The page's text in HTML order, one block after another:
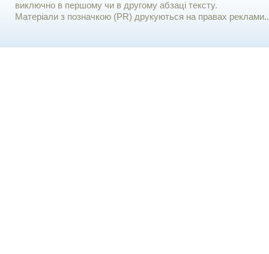
виключно в першому чи в другому абзаці тексту.
Матеріали з позначкою (PR) друкуються на правах реклами..